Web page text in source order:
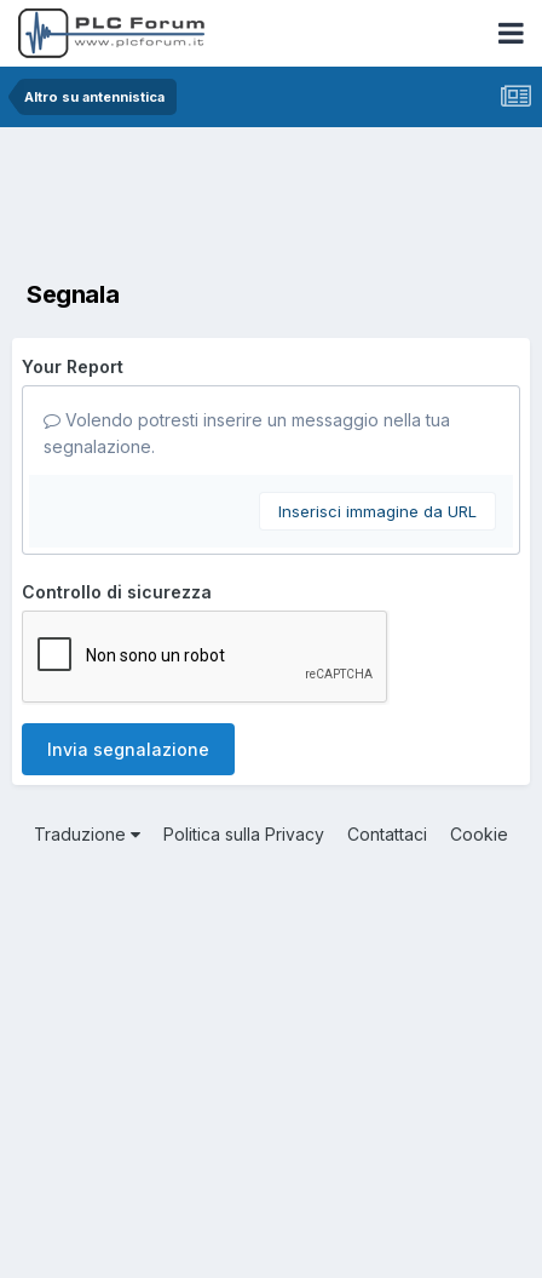
Altro su antennistica
Segnala
Your Report
Volendo potresti inserire un messaggio nella tua
segnalazione.
Inserisci immagine da URL
Controllo di sicurezza
Invia segnalazione
Traduzione Politica sulla Privacy Contattaci Cookie